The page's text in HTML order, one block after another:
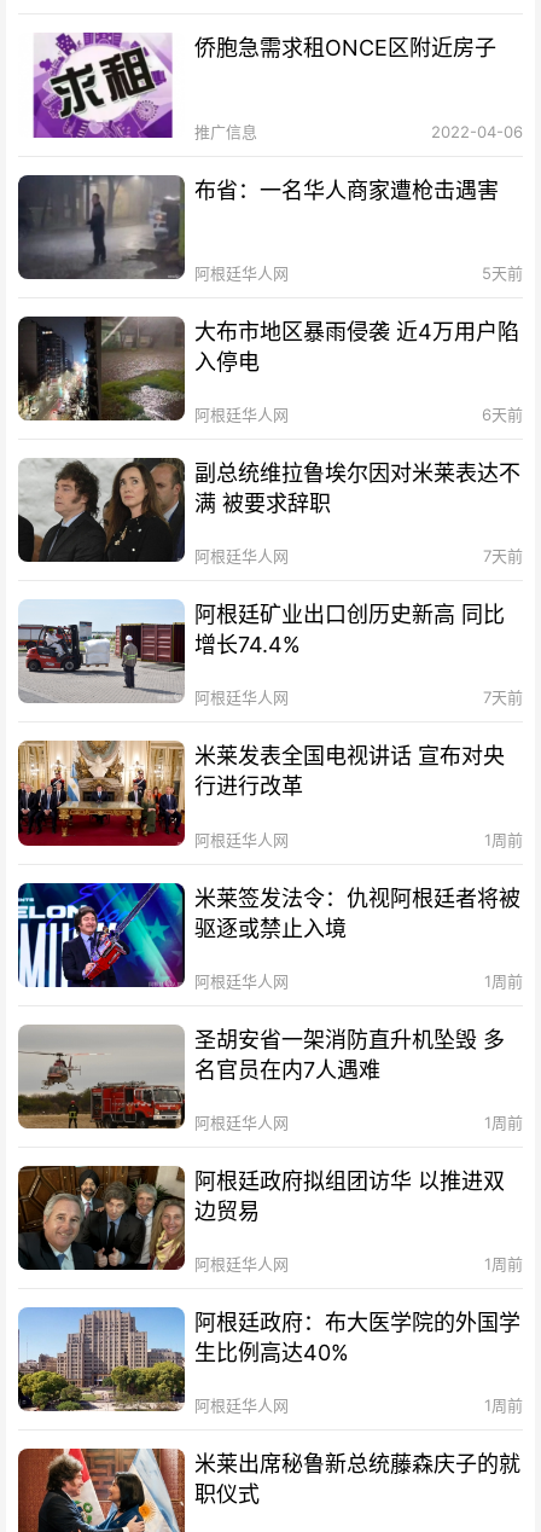
侨胞急需求租ONCE区附近房子
推广信息 2022-04-06
布省：一名华人商家遭枪击遇害
阿根廷华人网 5天前
大布市地区暴雨侵袭 近4万用户陷
入停电
阿根廷华人网 6天前
副总统维拉鲁埃尔因对米莱表达不
满 被要求辞职
阿根廷华人网 7天前
阿根廷矿业出口创历史新高 同比
增长74.4%
阿根廷华人网 7天前
米莱发表全国电视讲话 宣布对央
行进行改革
阿根廷华人网 1周前
米莱签发法令：仇视阿根廷者将被
驱逐或禁止入境
阿根廷华人网 1周前
圣胡安省一架消防直升机坠毁 多
名官员在内7人遇难
阿根廷华人网 1周前
阿根廷政府拟组团访华 以推进双
边贸易
阿根廷华人网 1周前
阿根廷政府：布大医学院的外国学
生比例高达40%
阿根廷华人网 1周前
米莱出席秘鲁新总统藤森庆子的就
职仪式